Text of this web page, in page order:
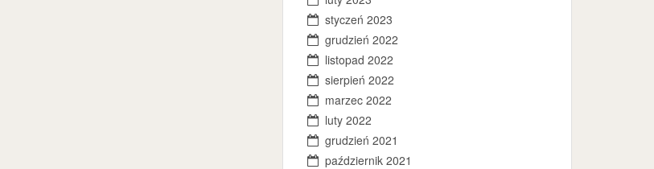
styczeń 2023
grudzień 2022
listopad 2022
sierpień 2022
marzec 2022
luty 2022
grudzień 2021
październik 2021